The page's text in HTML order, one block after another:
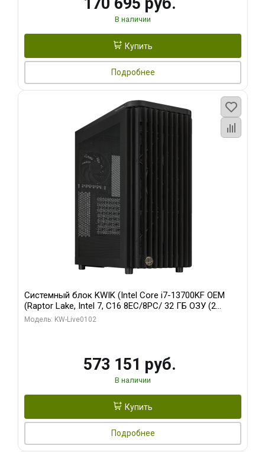
В наличии
Купить
Подробнее
Системный блок KWIK (Intel Core i7-13700KF OEM
(Raptor Lake, Intel 7, C16 8EC/8PC/ 32 ГБ ОЗУ (2
модуля)/ Afox RTX4090 24GB GDDR6X 384-Bit 3xDP
Модель: KW-Live0102
573 151 руб.
В наличии
Купить
Подробнее